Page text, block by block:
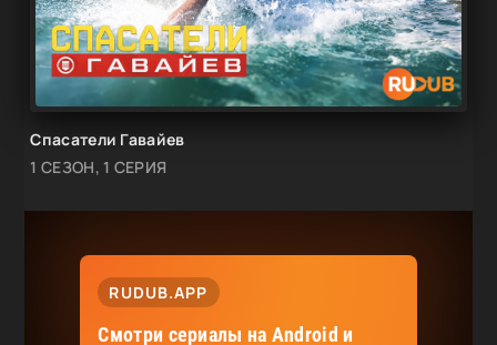
Спасатели Гавайев
1 СЕЗОН, 1 СЕРИЯ
RUDUB.APP
Смотри сериалы на Android и